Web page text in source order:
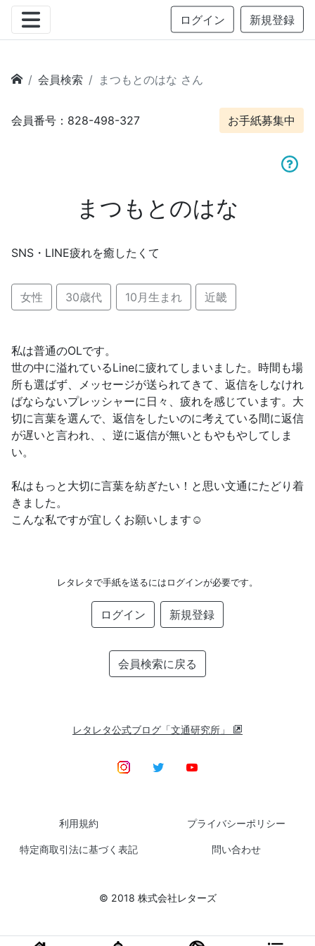
ログイン 新規登録
会員検索 まつもとのはな さん
会員番号：828-498-327 お手紙募集中
まつもとのはな
SNS・LINE疲れを癒したくて
女性 30歳代 10月生まれ 近畿
私は普通のOLです。
世の中に溢れているLineに疲れてしまいました。時間も場
所も選ばず、メッセージが送られてきて、返信をしなけれ
ばならないプレッシャーに日々、疲れを感じています。大
切に言葉を選んで、返信をしたいのに考えている間に返信
が遅いと言われ、、逆に返信が無いともやもやしてしま
い。
私はもっと大切に言葉を紡ぎたい！と思い文通にたどり着
きました。
こんな私ですが宜しくお願いします☺
レタレタで手紙を送るにはログインが必要です。
ログイン 新規登録
会員検索に戻る
レタレタ公式ブログ「文通研究所」
利用規約 プライバシーポリシー
特定商取引法に基づく表記 問い合わせ
© 2018 株式会社レターズ